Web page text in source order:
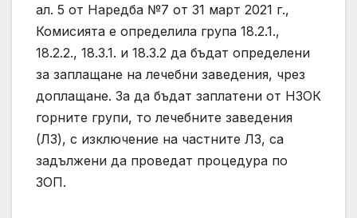
ал. 5 от Наредба №7 от 31 март 2021 г.,
Комисията е определила група 18.2.1.,
18.2.2., 18.3.1. и 18.3.2 да бъдат определени
за заплащане на лечебни заведения, чрез
доплащане. За да бъдат заплатени от НЗОК
горните групи, то лечебните заведения
(ЛЗ), с изключение на частните ЛЗ, са
задължени да проведат процедура по
ЗОП.